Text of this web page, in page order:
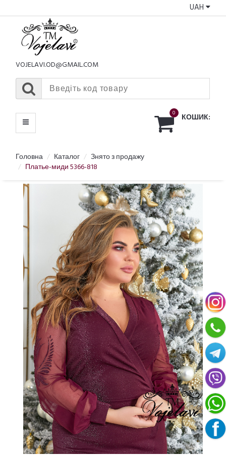
UAH
VOJELAVI.OD@GMAIL.COM
0 КОШИК:
МЕНЮ
Головна Каталог
Знято з продажу
Платье-миди 5366-818